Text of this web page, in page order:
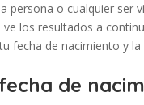
persona o cualquier ser
los resultados a
fecha de nacimiento y la
de